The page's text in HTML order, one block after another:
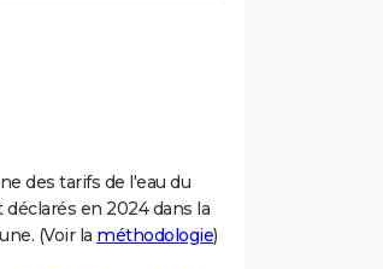
des tarifs de l'eau du
en 2024 dans la
(Voir la méthodologie)